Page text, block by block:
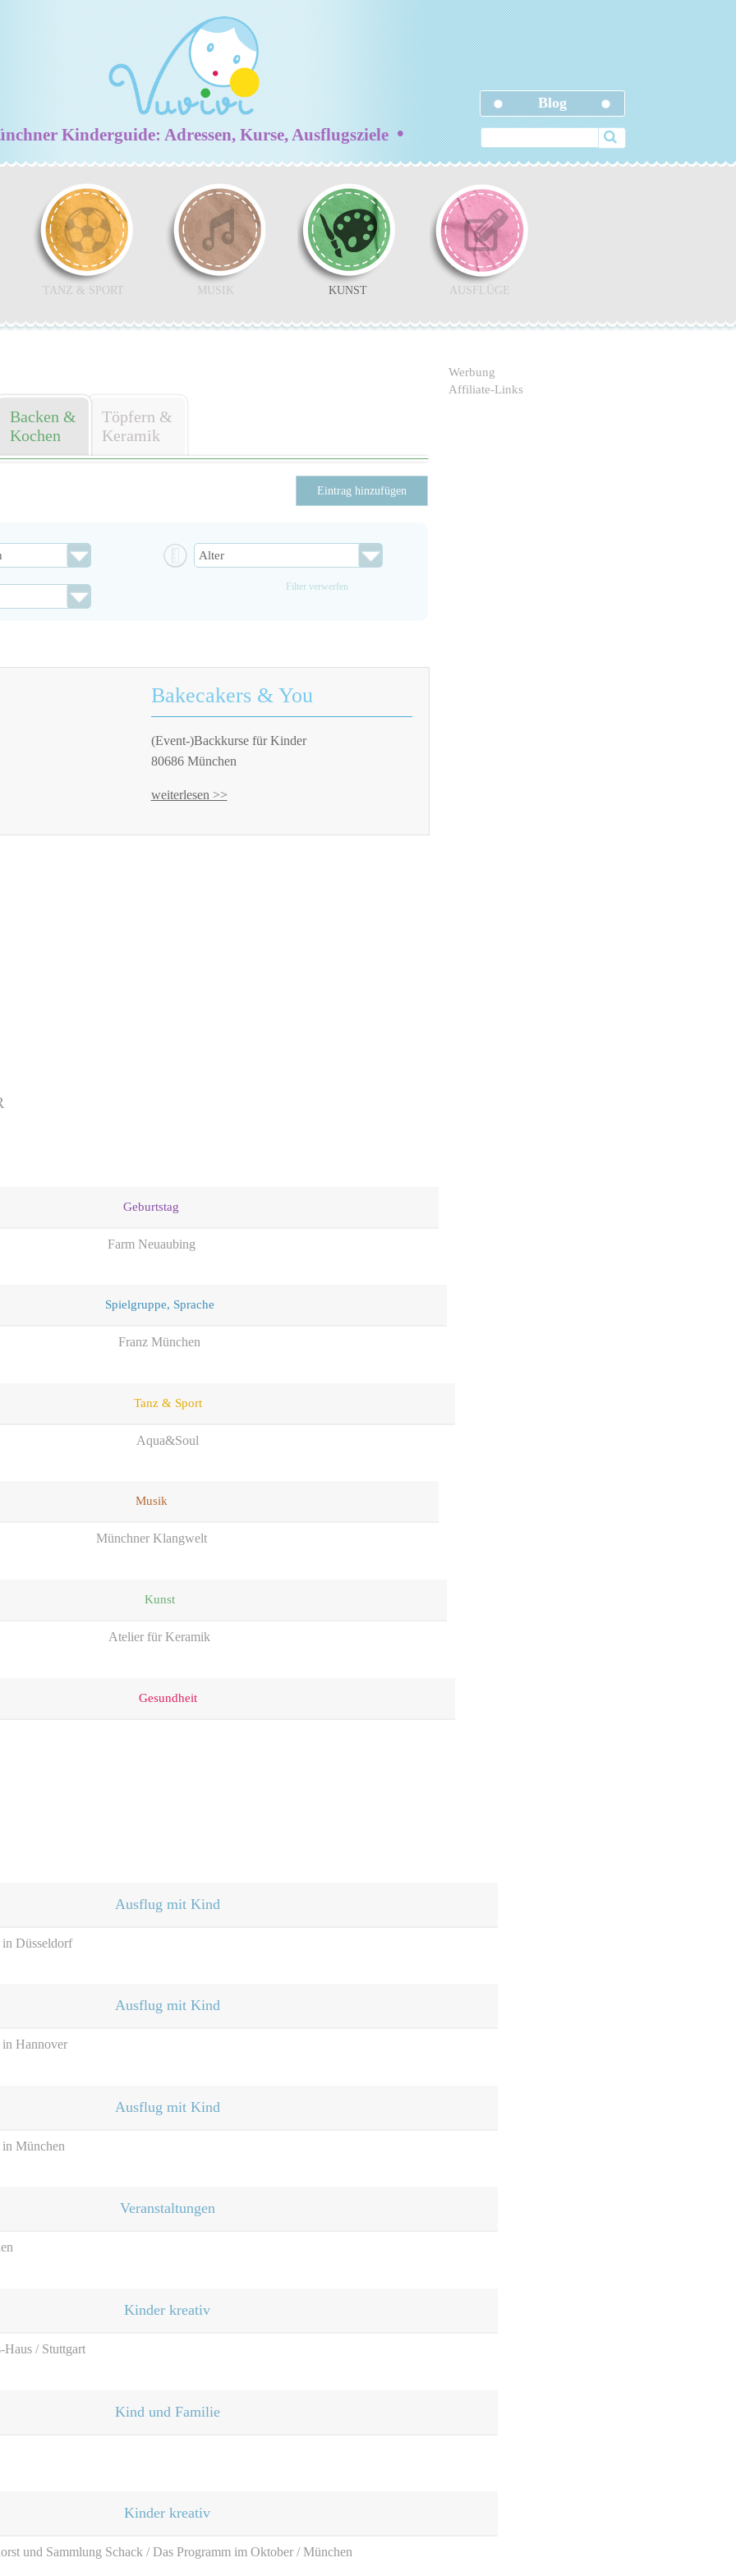
Blog
Kinderguide: Adressen, Kurse, Ausflugsziele•
TANZ & SPORT MUSIK KUNST AUSFLÜGE
Backen &
Kochen
Töpfern &
Keramik
Eintrag hinzufügen
Filter verwerfen
Bakecakers & You
(Event-)Backkurse für Kinder
80686 München
weiterlesen >>
Geburtstag
Farm Neuaubing
Spielgruppe, Sprache
Franz München
Tanz & Sport
Aqua&Soul
Musik
Münchner Klangwelt
Kunst
Atelier für Keramik
Gesundheit
Ausflug mit Kind
Düsseldorf
Ausflug mit Kind
Hannover
Ausflug mit Kind
München
Veranstaltungen
Kinder kreativ
/ Stuttgart
Kind und Familie
Kinder kreativ
und Sammlung Schack / Das Programm im Oktober / München
Werbung
Affiliate-Links